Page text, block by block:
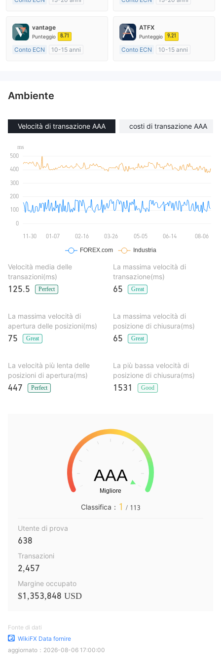
Market Making (MM)
Etichetta principale MT4
Market Making (MM)
Etichetta principale MT4
vantage
Punteggio 8.71
Conto ECN
10-15 anni
ATFX
Punteggio 9.21
Conto ECN
10-15 anni
Ambiente
Velocità di transazione AAA costi di transazione AAA
Velocità media delle
transazioni(ms)
125.5 Perfect
La massima velocità di
transazione(ms)
65 Great
La massima velocità di
apertura delle posizioni(ms)
75 Great
La massima velocità di
posizione di chiusura(ms)
65 Great
La velocità più lenta delle
posizioni di apertura(ms)
447 Perfect
La più bassa velocità di
posizione di chiusura(ms)
1531 Good
Classifica： 1 / 113
Utente di prova
638
Transazioni
2,457
Margine occupato
$1,353,848 USD
Fonte di dati
WikiFX Data fornire
aggiornato： 2026-08-06 17:00:00